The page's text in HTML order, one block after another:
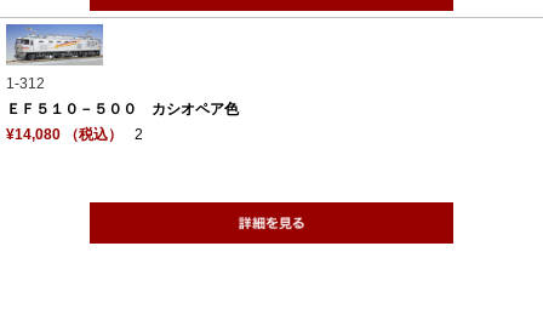
1-312
ＥＦ５１０－５００ カシオペア色
¥14,080 （税込）
2